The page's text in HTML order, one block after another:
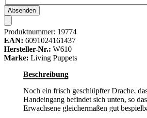
Absenden
Produktnummer: 19774
EAN: 6091024161437
Hersteller-Nr.: W610
Marke: Living Puppets
Beschreibung
Noch ein frisch geschlüpfter Drache,
Handeingang befindet sich unten, so
Erwachsene gleichermaßen gut